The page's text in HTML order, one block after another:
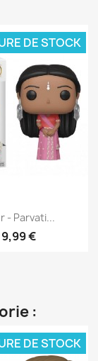
- Parvati...
9,99 €
DE STOCK
rapide
:
DE STOCK